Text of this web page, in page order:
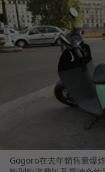
Gogoro在去年銷售量爆